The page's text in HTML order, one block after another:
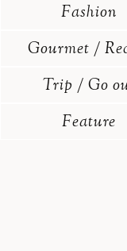
Fashion
Gourmet /
Trip / Go
Feature